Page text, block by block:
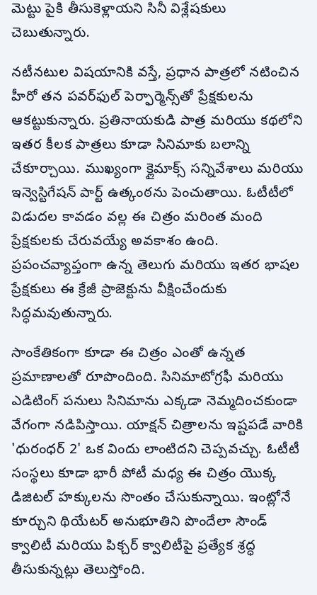
మెట్టు పైకి తీసుకెళ్లాయని సినీ విశ్లేషకులు
చెబుతున్నారు.
నటీనటుల విషయానికి వస్తే, ప్రధాన పాత్రలో నటించిన
హీరో తన పవర్‌ఫుల్ పెర్ఫార్మెన్స్‌తో ప్రేక్షకులను
ఆకట్టుకున్నారు. ప్రతినాయకుడి పాత్ర మరియు కథలోని
ఇతర కీలక పాత్రలు కూడా సినిమాకు బలాన్ని
చేకూర్చాయి. ముఖ్యంగా క్లైమాక్స్ సన్నివేశాలు మరియు
ఇన్వెస్టిగేషన్ పార్ట్ ఉత్కంఠను పెంచుతాయి. ఓటీటీలో
విడుదల కావడం వల్ల ఈ చిత్రం మరింత మంది
ప్రేక్షకులకు చేరువయ్యే అవకాశం ఉంది.
ప్రపంచవ్యాప్తంగా ఉన్న తెలుగు మరియు ఇతర భాషల
ప్రేక్షకులు ఈ క్రేజీ ప్రాజెక్టును వీక్షించేందుకు
సిద్ధమవుతున్నారు.
సాంకేతికంగా కూడా ఈ చిత్రం ఎంతో ఉన్నత
ప్రమాణాలతో రూపొందింది. సినిమాటోగ్రఫీ మరియు
ఎడిటింగ్ పనులు సినిమాను ఎక్కడా నెమ్మదించకుండా
వేగంగా నడిపిస్తాయి. యాక్షన్ చిత్రాలను ఇష్టపడే వారికి
'ధురంధర్ 2' ఒక విందు లాంటిదని చెప్పవచ్చు. ఓటీటీ
సంస్థలు కూడా భారీ పోటీ మధ్య ఈ చిత్రం యొక్క
డిజిటల్ హక్కులను సొంతం చేసుకున్నాయి. ఇంట్లోనే
కూర్చుని థియేటర్ అనుభూతిని పొందేలా సౌండ్
క్వాలిటీ మరియు పిక్చర్ క్వాలిటీపై ప్రత్యేక శ్రద్ధ
తీసుకున్నట్లు తెలుస్తోంది.